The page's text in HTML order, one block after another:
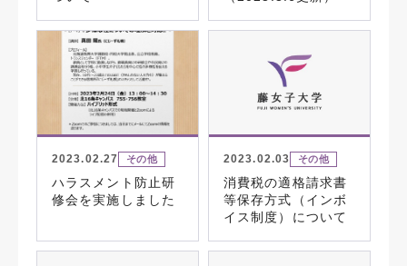
2023.02.27 その他
ハラスメント防止研
修会を実施しました
2023.02.03 その他
消費税の適格請求書
等保存方式（インボ
イス制度）について